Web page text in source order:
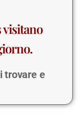
visitano
trovare e